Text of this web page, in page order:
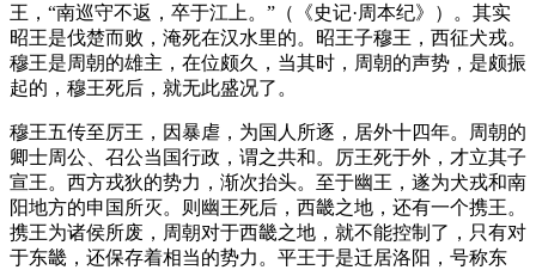
王，“南巡守不返，卒于江上。”（《史记·周本纪》）。其实
昭王是伐楚而败，淹死在汉水里的。昭王子穆王，西征犬戎。
穆王是周朝的雄主，在位颇久，当其时，周朝的声势，是颇振
起的，穆王死后，就无此盛况了。
穆王五传至厉王，因暴虐，为国人所逐，居外十四年。周朝的
卿士周公、召公当国行政，谓之共和。厉王死于外，才立其子
宣王。西方戎狄的势力，渐次抬头。至于幽王，遂为犬戎和南
阳地方的申国所灭。则幽王死后，西畿之地，还有一个携王。
携王为诸侯所废，周朝对于西畿之地，就不能控制了，只有对
于东畿，还保存着相当的势力。平王于是迁居洛阳，号称东